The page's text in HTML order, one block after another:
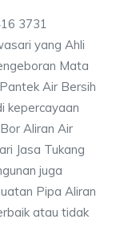
3731
yang Ahli
Mata
Air Bersih
kepercayaan
Aliran Air
Jasa Tukang
juga
Pipa Aliran
atau tidak